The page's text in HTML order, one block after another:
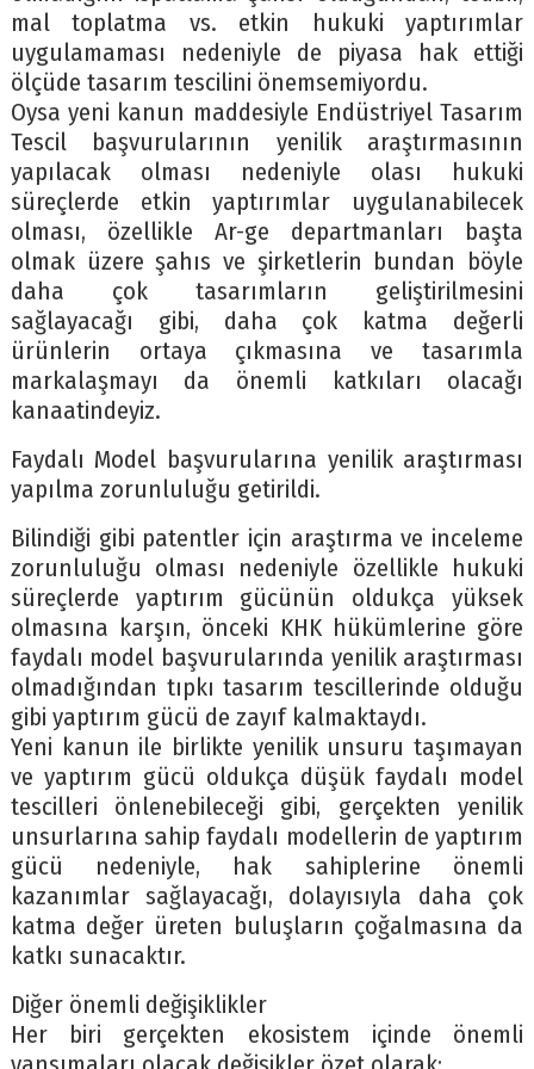
mal toplatma vs. etkin hukuki yaptırımlar
uygulamaması nedeniyle de piyasa hak ettiği
ölçüde tasarım tescilini önemsemiyordu.
Oysa yeni kanun maddesiyle Endüstriyel Tasarım
Tescil başvurularının yenilik araştırmasının
yapılacak olması nedeniyle olası hukuki
süreçlerde etkin yaptırımlar uygulanabilecek
olması, özellikle Ar-ge departmanları başta
olmak üzere şahıs ve şirketlerin bundan böyle
daha çok tasarımların geliştirilmesini
sağlayacağı gibi, daha çok katma değerli
ürünlerin ortaya çıkmasına ve tasarımla
markalaşmayı da önemli katkıları olacağı
kanaatindeyiz.
Faydalı Model başvurularına yenilik araştırması
yapılma zorunluluğu getirildi.
Bilindiği gibi patentler için araştırma ve inceleme
zorunluluğu olması nedeniyle özellikle hukuki
süreçlerde yaptırım gücünün oldukça yüksek
olmasına karşın, önceki KHK hükümlerine göre
faydalı model başvurularında yenilik araştırması
olmadığından tıpkı tasarım tescillerinde olduğu
gibi yaptırım gücü de zayıf kalmaktaydı.
Yeni kanun ile birlikte yenilik unsuru taşımayan
ve yaptırım gücü oldukça düşük faydalı model
tescilleri önlenebileceği gibi, gerçekten yenilik
unsurlarına sahip faydalı modellerin de yaptırım
gücü nedeniyle, hak sahiplerine önemli
kazanımlar sağlayacağı, dolayısıyla daha çok
katma değer üreten buluşların çoğalmasına da
katkı sunacaktır.
Diğer önemli değişiklikler
Her biri gerçekten ekosistem içinde önemli